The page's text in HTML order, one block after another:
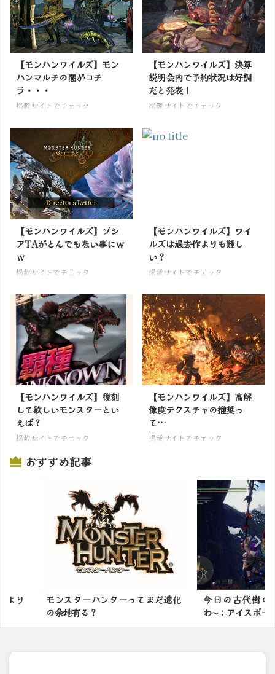
【モンハンワイルズ】モン
ハンマルチの闇がコチ
ラ・・・
掲載サイトでチェック
【モンハンワイルズ】決算
説明会内で予約状況は好調
だと発表！
掲載サイトでチェック
【モンハンワイルズ】ゾシ
アTAがとんでもない事にｗ
ｗ
掲載サイトでチェック
【モンハンワイルズ】ワイ
ルズは過去作よりも難し
い？
掲載サイトでチェック
【モンハンワイルズ】復刻
して欲しいモンスターとい
えば？
掲載サイトでチェック
【モンハンワイルズ】高解
像度テクスチャの推奨っ
て…
掲載サイトでチェック
おすすめ記事
まだ進化
今日の古代樹の森も綺麗だった
わ〜：アイスボーン
モンスタ
番面白いの